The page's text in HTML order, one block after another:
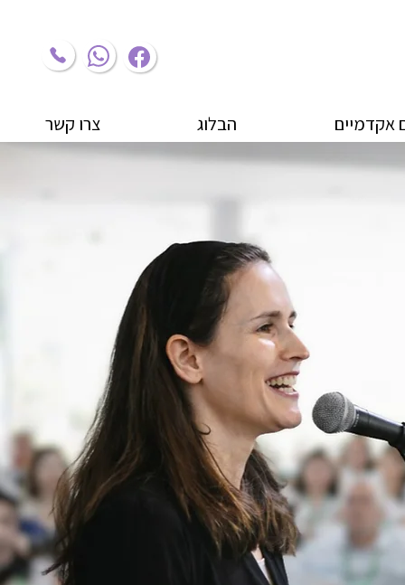
אקדמיים הבלוג צרו קשר